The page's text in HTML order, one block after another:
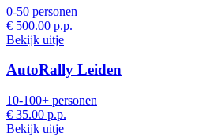
0-50 personen
€ 500.00 p.p.
Bekijk uitje
AutoRally Leiden
10-100+ personen
€ 35.00 p.p.
Bekijk uitje